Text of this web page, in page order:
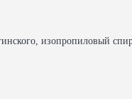
изопропиловый